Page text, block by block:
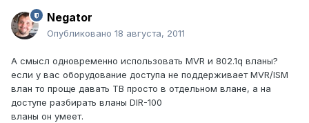
Negator
Опубликовано 18 августа, 2011
А смысл одновременно использовать MVR и 802.1q вланы?
если у вас оборудование доступа не поддерживает MVR/ISM
влан то проще давать ТВ просто в отдельном влане, а на
доступе разбирать вланы DIR-100
вланы он умеет.